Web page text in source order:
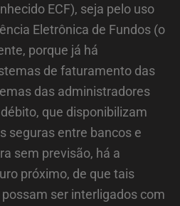
ECF), seja pelo uso
Eletrônica de Fundos (o
porque já há
de faturamento das
das administradores
que disponibilizam
seguras entre bancos e
sem previsão, há a
próximo, de que tais
possam ser interligados com